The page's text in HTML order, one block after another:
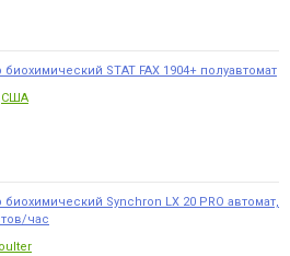
биохимический STAT FAX 1904+ полуавтомат
США
биохимический Synchron LX 20 PRO автомат,
час